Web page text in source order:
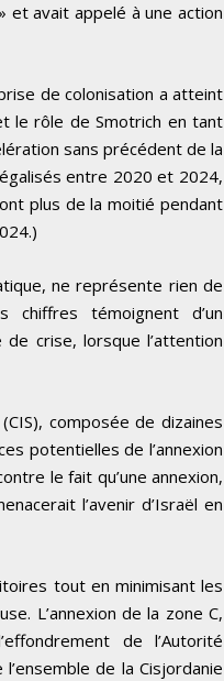
et avait appelé à une action
de colonisation a atteint
le rôle de Smotrich en tant
sans précédent de la
entre 2020 et 2024,
plus de la moitié pendant
ne représente rien de
chiffres témoignent d’un
crise, lorsque l’attention
composée de dizaines
potentielles de l’annexion
le fait qu’une annexion,
l’avenir d’Israël en
tout en minimisant les
L’annexion de la zone C,
de l’Autorité
de la Cisjordanie